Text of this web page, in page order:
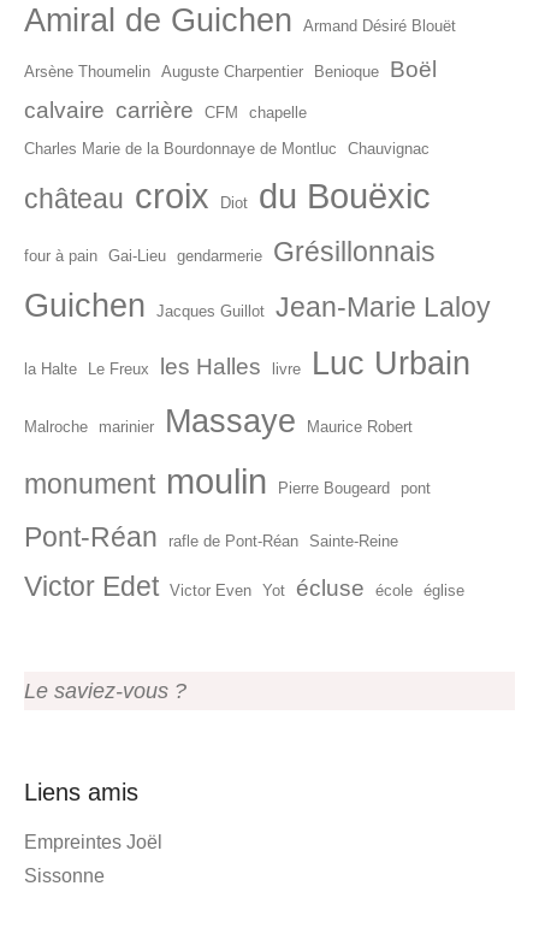
Amiral de Guichen Armand Désiré Blouët
Arsène Thoumelin Auguste Charpentier Benioque
Boël
calvaire carrière CFM
chapelle
Charles Marie de la Bourdonnaye de Montluc
Chauvignac
château croix Diot du Bouëxic
four à pain Gai-Lieu gendarmerie Grésillonnais
Guichen Jacques Guillot Jean-Marie Laloy
la Halte Le Freux les Halles livre Luc Urbain
Malroche marinier Massaye Maurice Robert
monument moulin Pierre Bougeard pont
Pont-Réan rafle de Pont-Réan Sainte-Reine
Victor Edet Victor Even Yot écluse école église
Le saviez-vous ?
Liens amis
Empreintes Joël
Sissonne